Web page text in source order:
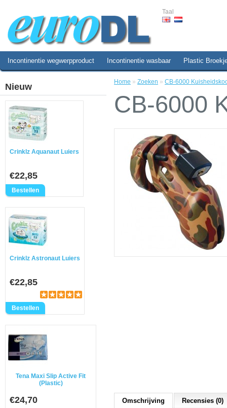
Taal
Incontinentie wegwerpproduct Incontinentie wasbaar Plastic
Nieuw
Crinklz Aquanaut Luiers
€22,85
Crinklz Astronaut Luiers
€22,85
Tena Maxi Slip Active Fit
(Plastic)
€24,70
Home » Zoeken » CB-6000
CB-6000
Omschrijving Recensies (0)